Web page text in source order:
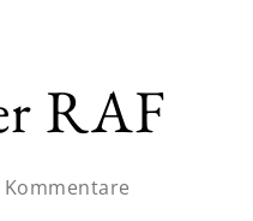
RAF
Kommentare